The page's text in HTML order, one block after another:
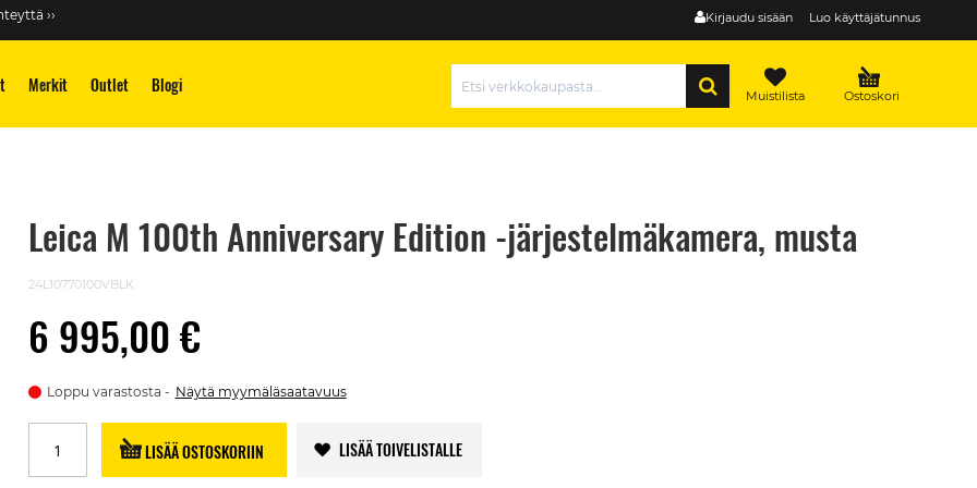
Kirjaudu sisään Luo käyttäjätunnus
››
Merkit Outlet Blogi Ostoskori
Muistilista
Leica M 100th Anniversary Edition -järjestelmäkamera, musta
24L10770100VBLK
6 995,00 €
Loppu varastosta Näytä myymäläsaatavuus
LISÄÄ OSTOSKORIIN LISÄÄ TOIVELISTALLE